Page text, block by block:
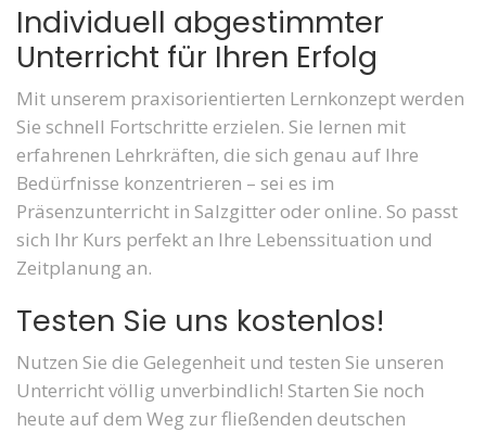
Individuell abgestimmter
Unterricht für Ihren Erfolg
Mit unserem praxisorientierten Lernkonzept werden
Sie schnell Fortschritte erzielen. Sie lernen mit
erfahrenen Lehrkräften, die sich genau auf Ihre
Bedürfnisse konzentrieren – sei es im
Präsenzunterricht in Salzgitter oder online. So passt
sich Ihr Kurs perfekt an Ihre Lebenssituation und
Zeitplanung an.
Testen Sie uns kostenlos!
Nutzen Sie die Gelegenheit und testen Sie unseren
Unterricht völlig unverbindlich! Starten Sie noch
heute auf dem Weg zur fließenden deutschen